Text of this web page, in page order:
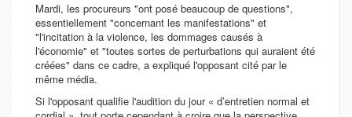
Mardi, les procureurs "ont posé beaucoup de questions",
essentiellement "concernant les manifestations" et
"l'incitation à la violence, les dommages causés à
l'économie" et "toutes sortes de perturbations qui auraient été
créées" dans ce cadre, a expliqué l'opposant cité par le
même média.
Si l'opposant qualifie l'audition du jour « d’entretien normal et